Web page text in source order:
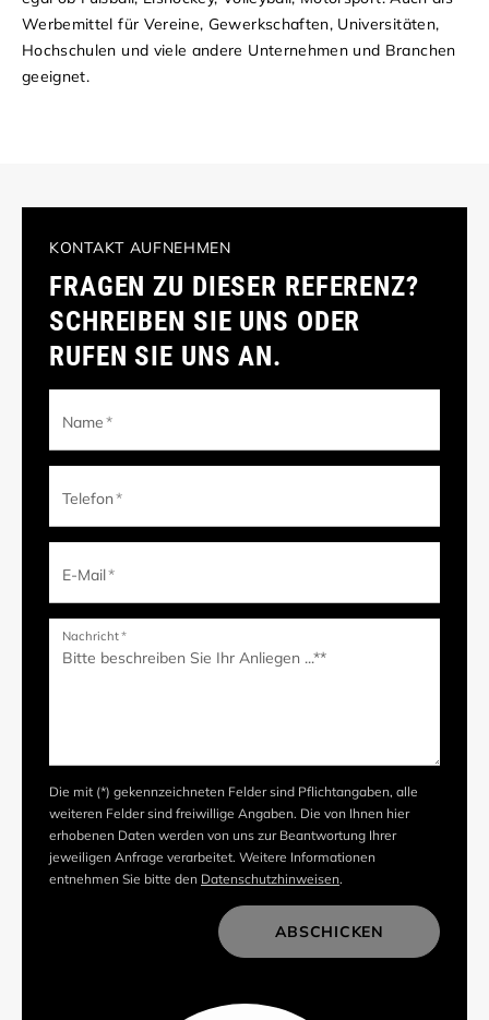
Werbemittel für Vereine, Gewerkschaften, Universitäten,
Hochschulen und viele andere Unternehmen und Branchen
geeignet.
KONTAKT AUFNEHMEN
FRAGEN ZU DIESER REFERENZ?
SCHREIBEN SIE UNS ODER
RUFEN SIE UNS AN.
Name*
Telefon*
E-Mail*
Nachricht*
Die mit (*) gekennzeichneten Felder sind Pflichtangaben, alle
weiteren Felder sind freiwillige Angaben. Die von Ihnen hier
erhobenen Daten werden von uns zur Beantwortung Ihrer
jeweiligen Anfrage verarbeitet. Weitere Informationen
entnehmen Sie bitte den Datenschutzhinweisen.
ABSCHICKEN